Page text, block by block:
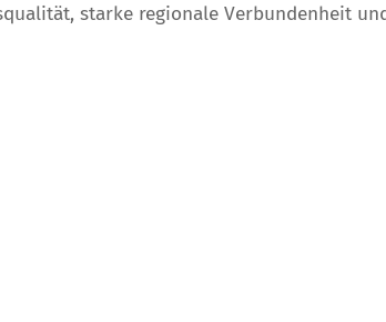
starke regionale Verbundenheit